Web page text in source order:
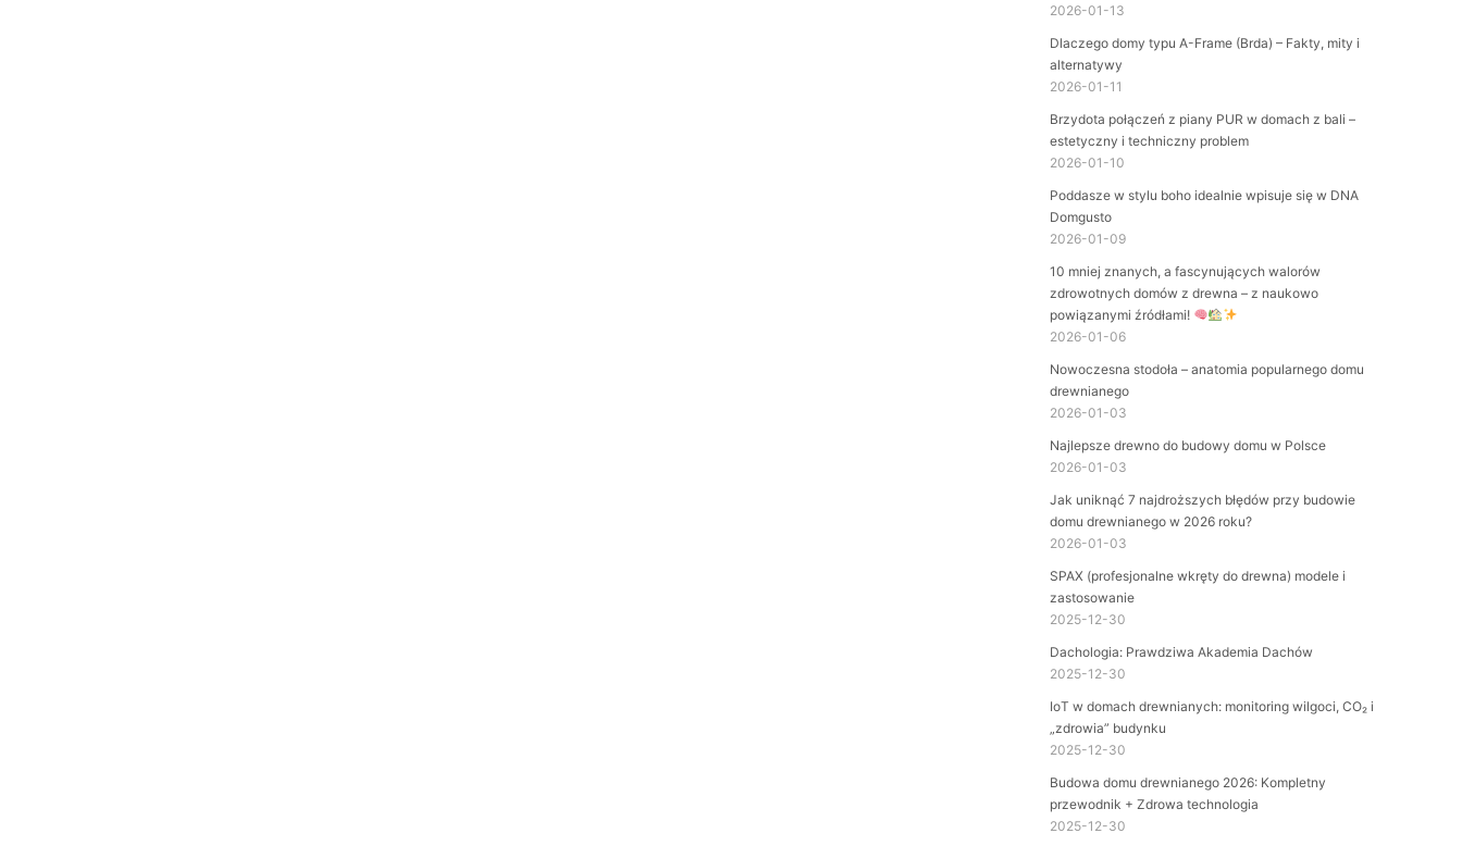
2026-01-13
Dlaczego domy typu A-Frame (Brda) – Fakty, mity i
alternatywy
2026-01-11
Brzydota połączeń z piany PUR w domach z bali –
estetyczny i techniczny problem
2026-01-10
Poddasze w stylu boho idealnie wpisuje się w DNA
Domgusto
2026-01-09
10 mniej znanych, a fascynujących walorów
zdrowotnych domów z drewna – z naukowo
powiązanymi źródłami!
2026-01-06
Nowoczesna stodoła – anatomia popularnego domu
drewnianego
2026-01-03
Najlepsze drewno do budowy domu w Polsce
2026-01-03
Jak uniknąć 7 najdroższych błędów przy budowie
domu drewnianego w 2026 roku?
2026-01-03
SPAX (profesjonalne wkręty do drewna) modele i
zastosowanie
2025-12-30
Dachologia: Prawdziwa Akademia Dachów
2025-12-30
IoT w domach drewnianych: monitoring wilgoci, CO₂ i
„zdrowia” budynku
2025-12-30
Budowa domu drewnianego 2026: Kompletny
przewodnik + Zdrowa technologia
2025-12-30